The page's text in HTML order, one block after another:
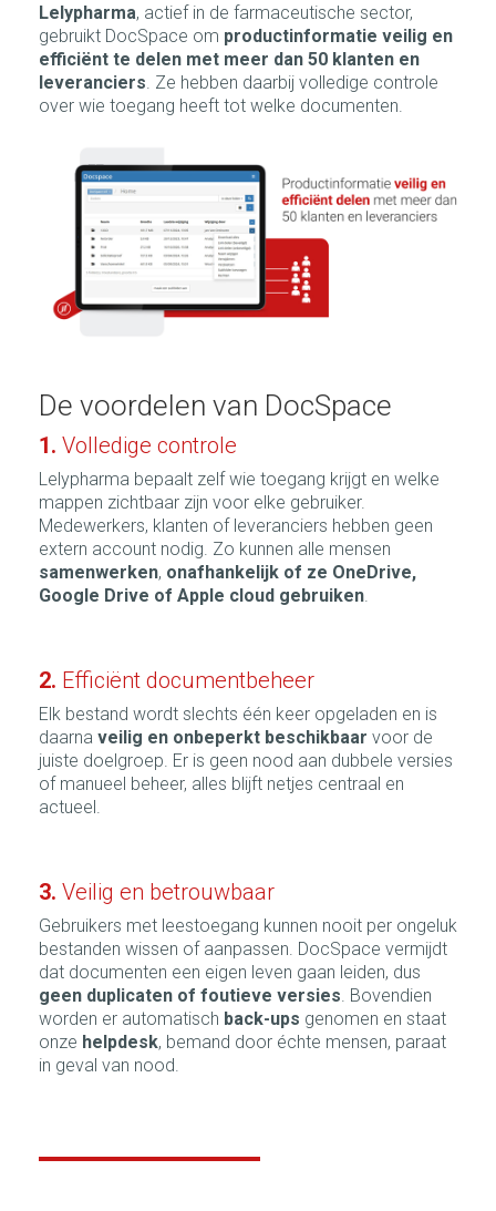
Lelypharma, actief in de farmaceutische sector,
gebruikt DocSpace om productinformatie veilig en
efficiënt te delen met meer dan 50 klanten en
leveranciers . Ze hebben daarbij volledige controle
over wie toegang heeft tot welke documenten.
De voordelen van DocSpace
1. Volledige controle
Lelypharma bepaalt zelf wie toegang krijgt en welke
mappen zichtbaar zijn voor elke gebruiker.
Medewerkers, klanten of leveranciers hebben geen
extern account nodig. Zo kunnen alle mensen
samenwerken, onafhankelijk of ze OneDrive,
Google Drive of Apple cloud gebruiken.
2. Efficiënt documentbeheer
Elk bestand wordt slechts één keer opgeladen en is
daarna veilig en onbeperkt beschikbaar voor de
juiste doelgroep. Er is geen nood aan dubbele versies
of manueel beheer, alles blijft netjes centraal en
actueel.
3. Veilig en betrouwbaar
Gebruikers met leestoegang kunnen nooit per ongeluk
bestanden wissen of aanpassen. DocSpace vermijdt
dat documenten een eigen leven gaan leiden, dus
geen duplicaten of foutieve versies. Bovendien
worden er automatisch back-ups genomen en staat
onze helpdesk, bemand door échte mensen, paraat
in geval van nood.